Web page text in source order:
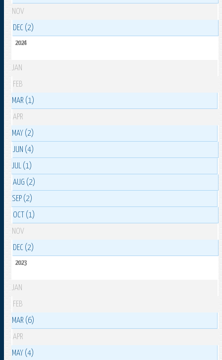
NOV
DEC (2)
2024
JAN
FEB
MAR (1)
APR
MAY (2)
JUN (4)
JUL (1)
AUG (2)
SEP (2)
OCT (1)
NOV
DEC (2)
2023
JAN
FEB
MAR (6)
APR
MAY (4)